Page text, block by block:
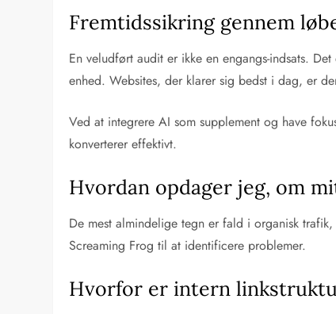
Fremtidssikring gennem
En veludført audit er ikke en engangs-indsats.
enhed. Websites, der klarer sig bedst i dag, er
Ved at integrere AI som supplement og have
konverterer effektivt.
Hvordan opdager jeg, om
De mest almindelige tegn er fald i organisk
Screaming Frog til at identificere problemer.
Hvorfor er intern